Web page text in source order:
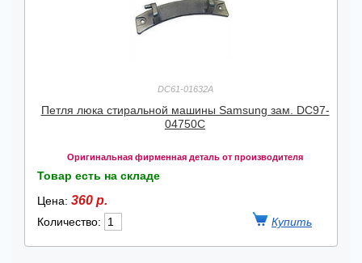
DC61-01632A
Петля люка стиральной машины Samsung зам. DC97-
04750C
Оригинальная фирменная деталь от производителя
Товар есть на складе
Цена: 360 р.
Количество: